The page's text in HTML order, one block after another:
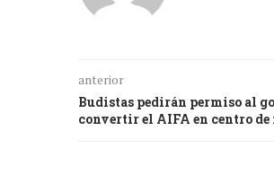
anterior
Budistas pedirán permiso al
convertir el AIFA en centro